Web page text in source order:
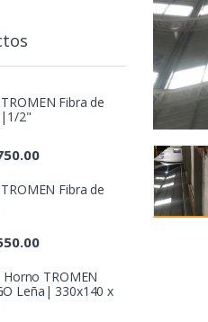
Fibra de
2"
Fibra de
Horno TROMEN
Leña| 330x140 x